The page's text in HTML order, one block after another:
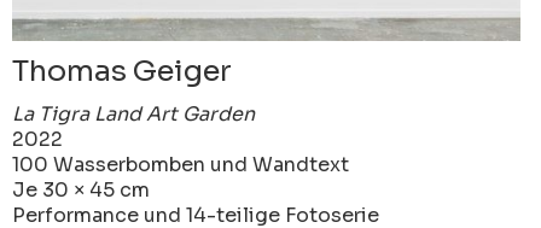
Thomas Geiger
La Tigra Land Art Garden
2022
100 Wasserbomben und Wandtext
Je 30 × 45 cm
Performance und 14-teilige Fotoserie